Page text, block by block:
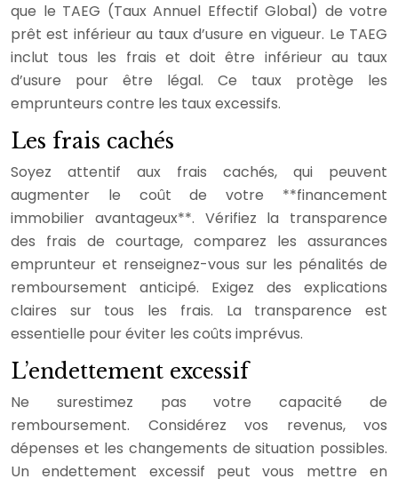
que le TAEG (Taux Annuel Effectif Global) de votre
prêt est inférieur au taux d’usure en vigueur. Le TAEG
inclut tous les frais et doit être inférieur au taux
d’usure pour être légal. Ce taux protège les
emprunteurs contre les taux excessifs.
Les frais cachés
Soyez attentif aux frais cachés, qui peuvent
augmenter le coût de votre **financement
immobilier avantageux**. Vérifiez la transparence
des frais de courtage, comparez les assurances
emprunteur et renseignez-vous sur les pénalités de
remboursement anticipé. Exigez des explications
claires sur tous les frais. La transparence est
essentielle pour éviter les coûts imprévus.
L’endettement excessif
Ne surestimez pas votre capacité de
remboursement. Considérez vos revenus, vos
dépenses et les changements de situation possibles.
Un endettement excessif peut vous mettre en